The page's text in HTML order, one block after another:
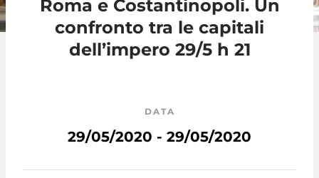
Roma e Costantinopoli. Un
confronto tra le capitali
dell’impero 29/5 h 21
DATA
29/05/2020 - 29/05/2020